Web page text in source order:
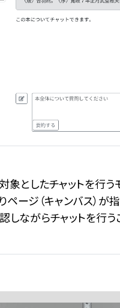
としたチャットを行う
ページ（キャンバス）が
しながらチャットを行